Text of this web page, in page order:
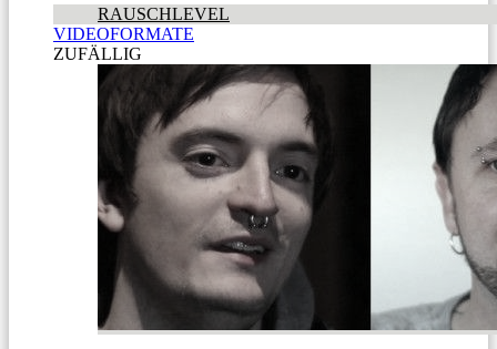
RAUSCHLEVEL
VIDEOFORMATE
ZUFÄLLIG